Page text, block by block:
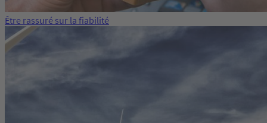
Être rassuré sur la fiabilité